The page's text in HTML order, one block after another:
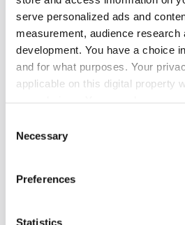
serve personalized ads and
measurement, audience research
development. You have a choice
and for what purposes. Your
applicable on this digital property
the Privacy trigger icon.
Find out more about how your
and set your preferences in the
We use cookies to personalise
Selection
Necessary
Preferences
Statistics
2026-07-24, 08:00
Kundtapp raderade
Pr-byrån Jung tappade
syns tydligt i bokslutet för
Minskad lönsamhet på
Pr-byrån Hallvarsson &